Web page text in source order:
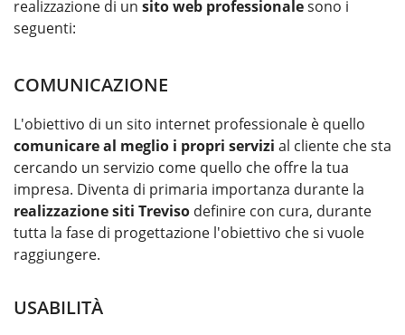
realizzazione di un sito web professionalesono i
seguenti:
COMUNICAZIONE
L'obiettivo di un sito internet professionale è quello
comunicare al meglio i propri servizi al cliente che sta
cercando un servizio come quello che offre la tua
impresa. Diventa di primaria importanza durante la
realizzazione siti Treviso definire con cura, durante
tutta la fase di progettazione l'obiettivo che si vuole
raggiungere.
USABILITÀ